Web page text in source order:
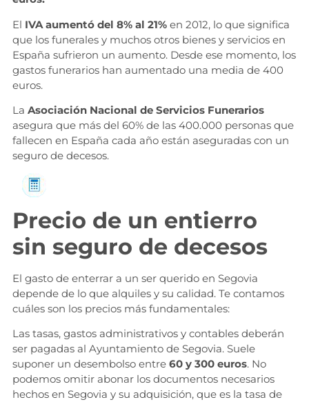
El IVA aumentó del 8% al 21%en 2012, lo que significa
que los funerales y muchos otros bienes y servicios en
España sufrieron un aumento. Desde ese momento, los
gastos funerarios han aumentado una media de 400
euros.
La Asociación Nacional de Servicios Funerarios
asegura que más del 60% de las 400.000 personas que
fallecen en España cada año están aseguradas con un
seguro de decesos.
Precio de un entierro
sin seguro de decesos
El gasto de enterrar a un ser querido en Segovia
depende de lo que alquiles y su calidad. Te contamos
cuáles son los precios más fundamentales:
Las tasas, gastos administrativos y contables deberán
ser pagadas al Ayuntamiento de Segovia. Suele
suponer un desembolso entre 60 y 300 euros. No
podemos omitir abonar los documentos necesarios
hechos en Segovia y su adquisición, que es la tasa de